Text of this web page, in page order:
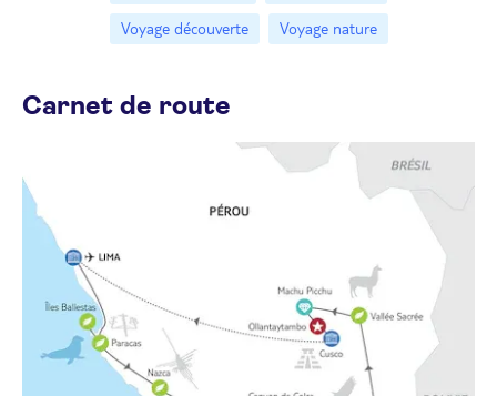
Voyage découverte
Voyage nature
Carnet de route